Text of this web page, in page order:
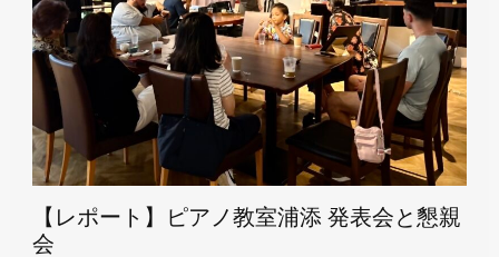
【レポート】ピアノ教室浦添 発表会と懇親
会